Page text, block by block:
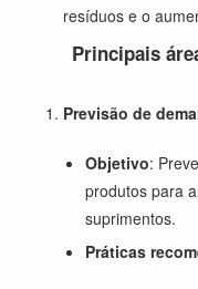
resíduos e o
Principais
Previsão de
Objetivo:
produtos para
suprimentos.
Práticas